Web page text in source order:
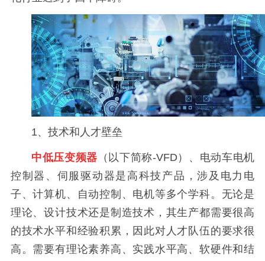
1、技术和人才壁垒
中低压变频器 （以下简称-VFD）、电动车电机
控制器、伺服驱动器是高科技产品，涉及电力电
子、计算机、自动控制、电机等多个学科。无论是
理论、设计技术还是制造技术，其生产都需要很高
的技术水平和经验积累，因此对人才队伍的要求很
高。需要有理论素养高、实践水平高、软硬件和结